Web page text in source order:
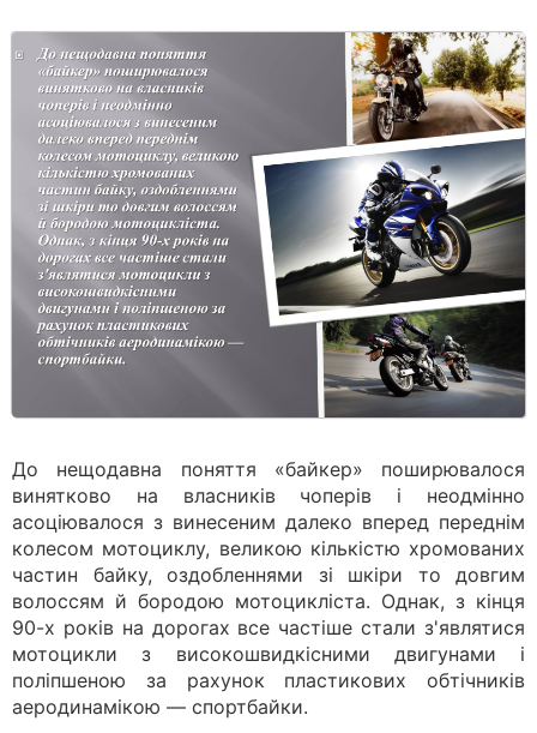
До нещодавна поняття «байкер» поширювалося
винятково на власників чоперів і неодмінно
асоціювалося з винесеним далеко вперед переднім
колесом мотоциклу, великою кількістю хромованих
частин байку, оздобленнями зі шкіри то довгим
волоссям й бородою мотоцикліста. Однак, з кінця
90-х років на дорогах все частіше стали з'являтися
мотоцикли з високошвидкісними двигунами і
поліпшеною за рахунок пластикових обтічників
аеродинамікою — спортбайки.